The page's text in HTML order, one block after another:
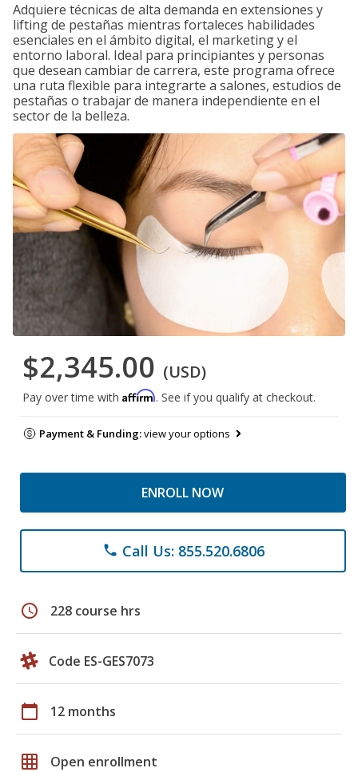
Adquiere técnicas de alta demanda en extensiones y
lifting de pestañas mientras fortaleces habilidades
esenciales en el ámbito digital, el marketing y el
entorno laboral. Ideal para principiantes y personas
que desean cambiar de carrera, este programa ofrece
una ruta flexible para integrarte a salones, estudios de
pestañas o trabajar de manera independiente en el
sector de la belleza.
$2,345.00 (USD)
Pay over time with Affirm. See if you qualify at checkout.
Payment & Funding:view your options
ENROLL NOW
phone Call Us: 855.520.6806
schedule 228 course hrs
Code ES-GES7073
calendar_today 12 months
grid_on Open enrollment